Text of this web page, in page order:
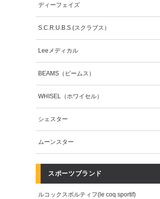
ディーフェイズ
S.C.R.U.B.S (スクラブス）
Leeメディカル
BEAMS（ビームス）
WHISEL（ホワイセル）
シェスター
ムーンスター
スポーツブランド
ルコックスポルティフ(le coq sportif)